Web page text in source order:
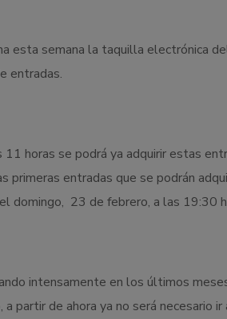
esta semana la taquilla electrónica
entradas.
horas se podrá ya adquirir estas
primeras entradas que se podrán
domingo, 23 de febrero, a las 19:30
intensamente en los últimos
partir de ahora ya no será necesario